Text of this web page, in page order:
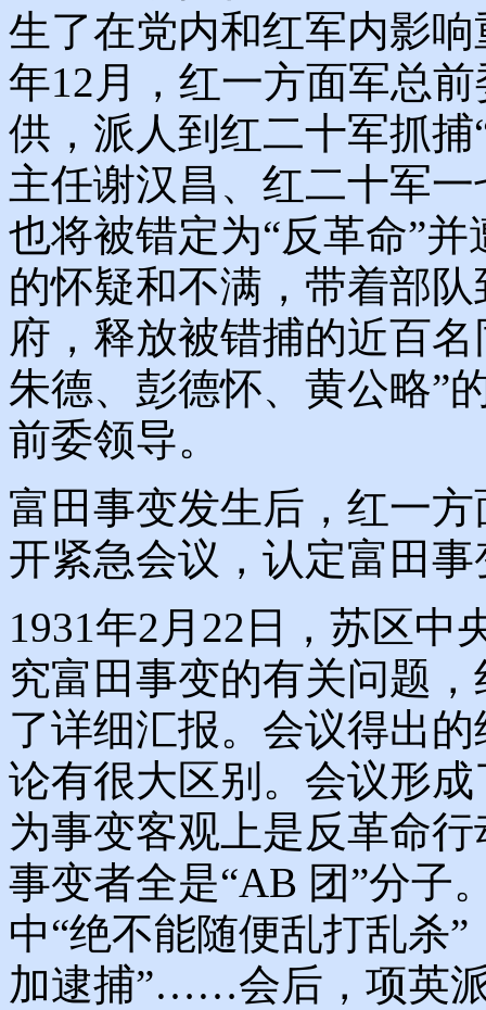
生了在党内和红军内影
年12月，红一方面军总
供，派人到红二十军抓
主任谢汉昌、红二十军
也将被错定为“反革命”
的怀疑和不满，带着部
府，释放被错捕的近百
朱德、彭德怀、黄公略”
前委领导。
富田事变发生后，红一
开紧急会议，认定富田
1931年2月22日，苏区中
究富田事变的有关问题
了详细汇报。会议得出
论有很大区别。会议形
为事变客观上是反革命
事变者全是“AB 团”分子
中“绝不能随便乱打乱杀
加逮捕”……会后，项英